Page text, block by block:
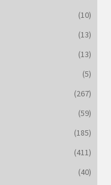
(10)
(13)
(13)
(5)
(267)
(59)
(185)
(411)
(40)